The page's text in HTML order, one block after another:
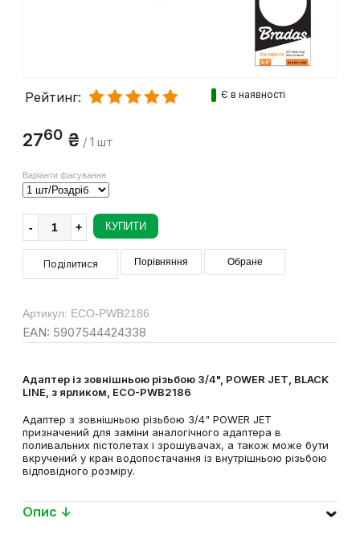
Рейтинг: Є в наявності
2760 ₴ / 1 шт
Варіанти фасування
КУПИТИ
Поділитися Порівняння Обране
Артикул: ECO-PWB2186
EAN: 5907544424338
Адаптер із зовнішньою різьбою 3/4", POWER JET, BLACK
LINE, з ярликом, ECO-PWB2186
Адаптер з зовнішньою різьбою 3/4" POWER JET
призначений для заміни аналогічного адаптера в
поливальних пістолетах і зрошувачах, а також може бути
вкручений у кран водопостачання із внутрішньою різьбою
відповідного розміру.
Опис ↓